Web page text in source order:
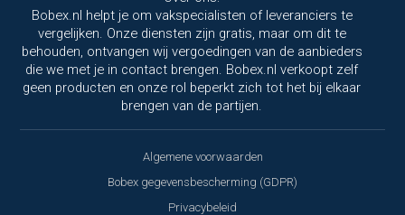
Bobex.nl helpt je om vakspecialisten of leveranciers te
vergelijken. Onze diensten zijn gratis, maar om dit te
behouden, ontvangen wij vergoedingen van de aanbieders
die we met je in contact brengen. Bobex.nl verkoopt zelf
geen producten en onze rol beperkt zich tot het bij elkaar
brengen van de partijen.
Algemene voorwaarden
Bobex gegevensbescherming (GDPR)
Privacybeleid